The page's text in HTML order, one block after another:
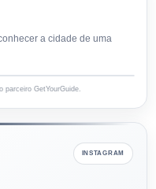
a cidade de uma
parceiro GetYourGuide.
INSTAGRAM